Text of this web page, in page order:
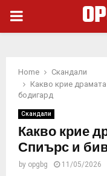
PRIMARY
Home
Скандали
Какво крие
бодигард
Скандали
Какво крие
Спиърс и
by opgbg 11/05/2026